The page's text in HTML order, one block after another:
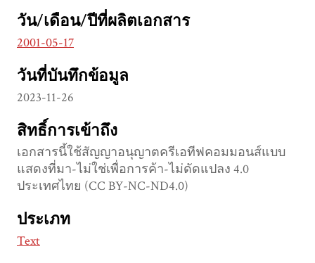
วัน/เดือน/ปีที่ผลิตเอกสาร
2001-05-17
วันที่บันทึกข้อมูล
2023-11-26
สิทธิ์การเข้าถึง
เอกสารนี้ใช้สัญญาอนุญาตครีเอทีฟคอมมอนส์แบบ
แสดงที่มา-ไม่ใช่เพื่อการค้า-ไม่ดัดแปลง 4.0
ประเทศไทย (CC BY-NC-ND4.0)
ประเภท
Text